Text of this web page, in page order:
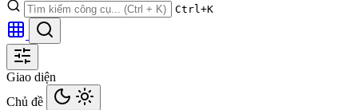
Ctrl+K
Giao diện
Chủ đề